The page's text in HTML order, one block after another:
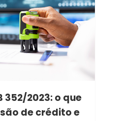
352/2023: o que
de crédito e